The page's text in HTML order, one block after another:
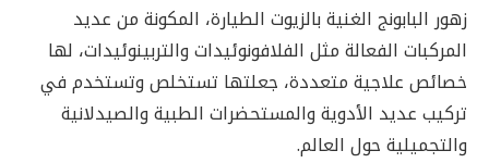
زهور البابونج الغنية بالزيوت الطيارة، المكونة من عديد
المركبات الفعالة مثل الفلافونوئيدات والتربينوئيدات، لها
خصائص علاجية متعددة، جعلتها تستخلص وتستخدم في
تركيب عديد الأدوية والمستحضرات الطبية والصيدلانية
والتجميلية حول العالم.